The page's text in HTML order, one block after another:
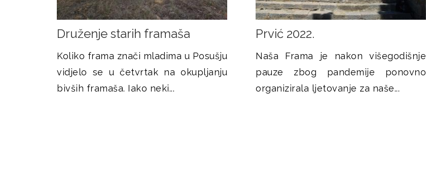
Druženje starih framaša
Koliko frama znači mladima u Posušju
vidjelo se u četvrtak na okupljanju
bivših framaša. Iako neki...
Prvić 2022.
Naša Frama je nakon višegodišnje
pauze zbog pandemije ponovno
organizirala ljetovanje za naše...